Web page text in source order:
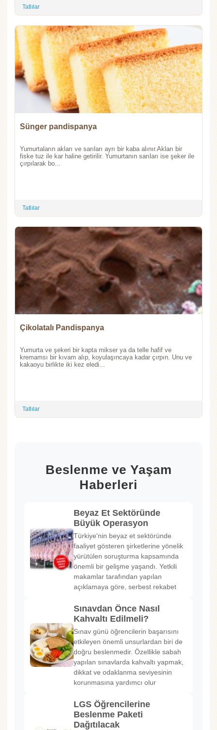
Tatlılar
Sünger pandispanya
Yumurtaların akları ve sarıları ayrı bir kaba alınır.Akları bir
fiske tuz ile kar haline getirilir. Yumurtanın sarıları ise şeker ile
çırpılarak bo...
Tatlılar
Çikolatalı Pandispanya
Yumurta ve şekeri bir kapta mikser ya da telle hafif ve
kremamsı bir kıvam alıp, koyulaşıncaya kadar çırpın. Unu ve
kakaoyu birlikte iki kez eledi...
Tatlılar
Beslenme ve Yaşam
Haberleri
Beyaz Et Sektöründe
Büyük Operasyon
Türkiye'nin beyaz et sektöründe
faaliyet gösteren şirketlerine yönelik
yürütülen soruşturma kapsamında
önemli bir gelişme yaşandı. Yetkili
makamlar tarafından yapılan
açıklamaya göre, serbest rekabet
Sınavdan Önce Nasıl
Kahvaltı Edilmeli?
Sınav günü öğrencilerin başarısını
etkileyen önemli unsurlardan biri de
doğru beslenmedir. Özellikle sabah
yapılan sınavlarda kahvaltı yapmak,
dikkat ve odaklanma seviyesinin
korunmasına yardımcı olur
LGS Öğrencilerine
Beslenme Paketi
Dağıtılacak